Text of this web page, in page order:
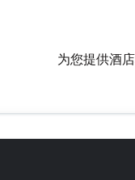
为您提供酒